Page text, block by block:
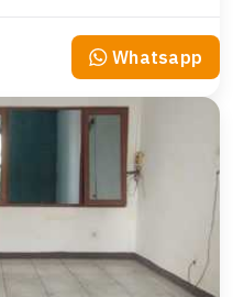
Whatsapp